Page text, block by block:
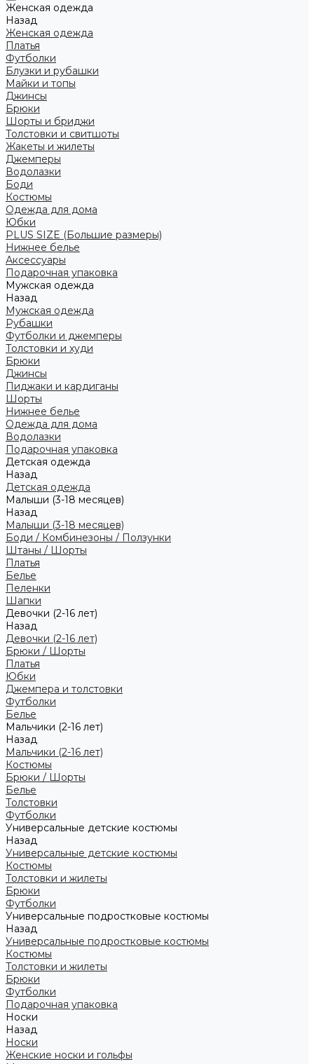
Женская одежда
Назад
Женская одежда
Платья
Футболки
Блузки и рубашки
Майки и топы
Джинсы
Брюки
Шорты и бриджи
Толстовки и свитшоты
Жакеты и жилеты
Джемперы
Водолазки
Боди
Костюмы
Одежда для дома
Юбки
PLUS SIZE (Большие размеры)
Нижнее белье
Аксессуары
Подарочная упаковка
Мужская одежда
Назад
Мужская одежда
Рубашки
Футболки и джемперы
Толстовки и худи
Брюки
Джинсы
Пиджаки и кардиганы
Шорты
Нижнее белье
Одежда для дома
Водолазки
Подарочная упаковка
Детская одежда
Назад
Детская одежда
Малыши (3-18 месяцев)
Назад
Малыши (3-18 месяцев)
Боди / Комбинезоны / Ползунки
Штаны / Шорты
Платья
Белье
Пеленки
Шапки
Девочки (2-16 лет)
Назад
Девочки (2-16 лет)
Брюки / Шорты
Платья
Юбки
Джемпера и толстовки
Футболки
Белье
Мальчики (2-16 лет)
Назад
Мальчики (2-16 лет)
Костюмы
Брюки / Шорты
Белье
Толстовки
Футболки
Универсальные детские костюмы
Назад
Универсальные детские костюмы
Костюмы
Толстовки и жилеты
Брюки
Футболки
Универсальные подростковые костюмы
Назад
Универсальные подростковые костюмы
Костюмы
Толстовки и жилеты
Брюки
Футболки
Подарочная упаковка
Носки
Назад
Носки
Женские носки и гольфы